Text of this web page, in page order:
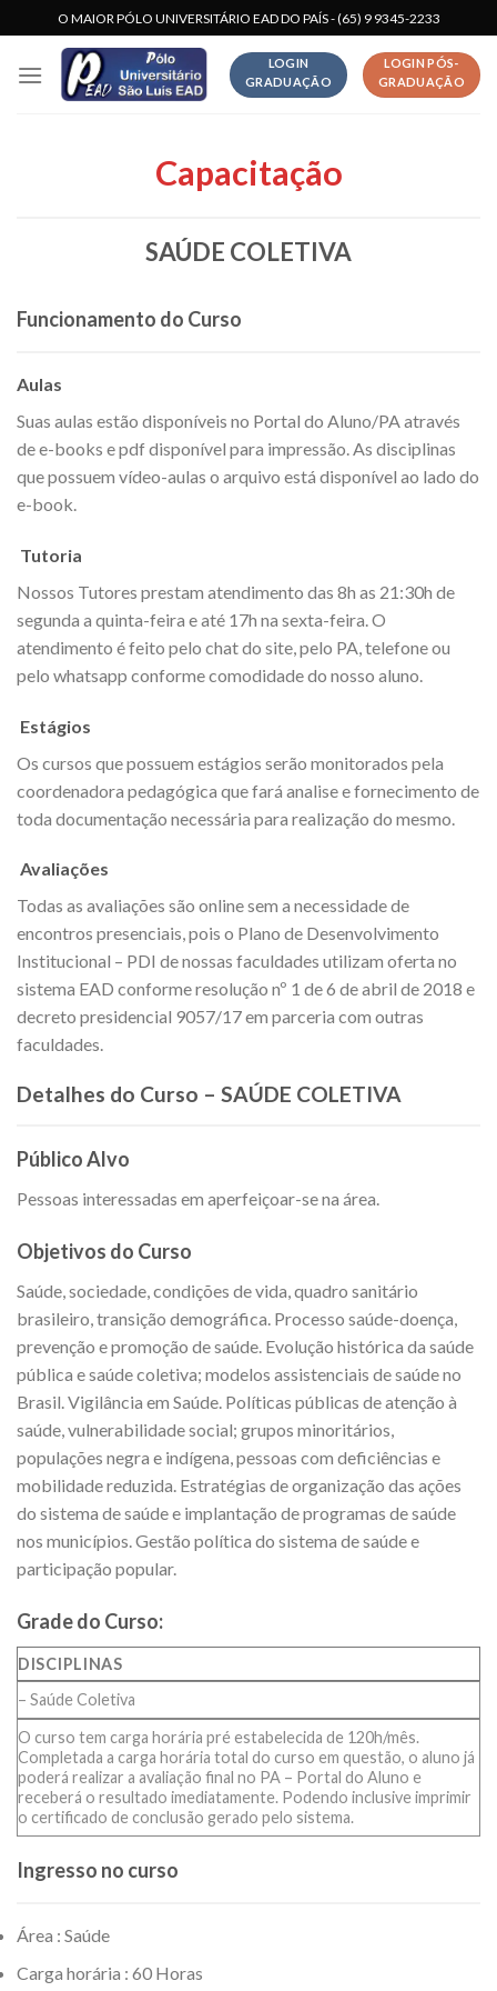
to
content
O MAIOR PÓLO UNIVERSITÁRIO EAD DO PAÍS - (65) 9 9345-2233
LOGIN
GRADUAÇÃO
LOGIN PÓS-
GRADUAÇÃO
Capacitação
SAÚDE COLETIVA
Funcionamento do Curso
Aulas
Suas aulas estão disponíveis no Portal do Aluno/PA através
de e-books e pdf disponível para impressão. As disciplinas
que possuem vídeo-aulas o arquivo está disponível ao lado do
e-book.
Tutoria
Nossos Tutores prestam atendimento das 8h as 21:30h de
segunda a quinta-feira e até 17h na sexta-feira. O
atendimento é feito pelo chat do site, pelo PA, telefone ou
pelo whatsapp conforme comodidade do nosso aluno.
Estágios
Os cursos que possuem estágios serão monitorados pela
coordenadora pedagógica que fará analise e fornecimento de
toda documentação necessária para realização do mesmo.
Avaliações
Todas as avaliações são online sem a necessidade de
encontros presenciais, pois o Plano de Desenvolvimento
Institucional – PDI de nossas faculdades utilizam oferta no
sistema EAD conforme resolução nº 1 de 6 de abril de 2018 e
decreto presidencial 9057/17 em parceria com outras
faculdades.
Detalhes do Curso – SAÚDE COLETIVA
Público Alvo
Pessoas interessadas em aperfeiçoar-se na área.
Objetivos do Curso
Saúde, sociedade, condições de vida, quadro sanitário
brasileiro, transição demográfica. Processo saúde-doença,
prevenção e promoção de saúde. Evolução histórica da saúde
pública e saúde coletiva; modelos assistenciais de saúde no
Brasil. Vigilância em Saúde. Políticas públicas de atenção à
saúde, vulnerabilidade social; grupos minoritários,
populações negra e indígena, pessoas com deficiências e
mobilidade reduzida. Estratégias de organização das ações
do sistema de saúde e implantação de programas de saúde
nos municípios. Gestão política do sistema de saúde e
participação popular.
Grade do Curso:
DISCIPLINAS
– Saúde Coletiva
O curso tem carga horária pré estabelecida de 120h/mês.
Completada a carga horária total do curso em questão, o aluno já
poderá realizar a avaliação final no PA – Portal do Aluno e
receberá o resultado imediatamente. Podendo inclusive imprimir
o certificado de conclusão gerado pelo sistema.
Ingresso no curso
Área : Saúde
Carga horária : 60 Horas